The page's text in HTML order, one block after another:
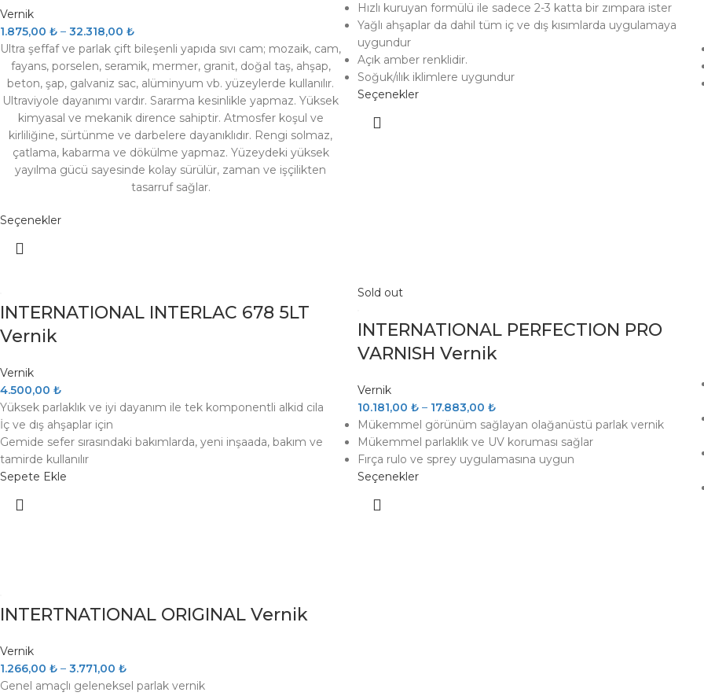
Römork (0)
Salma & Dümen Parçaları (0)
Sanal Çapalar (0)
Sintine
Sintine Pompası (0)
Şişme Bot
Su Yapıcı
Tekne Tuvaleti (0)
Tekneler
Vetus Motor
Yakıt Sistemi (0)
Yelken (0)
Vernik
1.875,00 ₺ – 32.318,00 ₺
Ultra şeffaf ve parlak çift bileşenli yapıda sıvı cam; mozaik, cam,
fayans, porselen, seramik, mermer, granit, doğal taş, ahşap,
beton, şap, galvaniz sac, alüminyum vb. yüzeylerde kullanılır.
Ultraviyole dayanımı vardır. Sararma kesinlikle yapmaz. Yüksek
kimyasal ve mekanik dirence sahiptir. Atmosfer koşul ve
kirliliğine, sürtünme ve darbelere dayanıklıdır. Rengi solmaz,
çatlama, kabarma ve dökülme yapmaz. Yüzeydeki yüksek
yayılma gücü sayesinde kolay sürülür, zaman ve işçilikten
tasarruf sağlar.
Seçenekler
Hızlı kuruyan formülü ile sadece 2-3 katta bir zımpara ister
Yağlı ahşaplar da dahil tüm iç ve dış kısımlarda uygulamaya
uygundur
Açık amber renklidir.
Soğuk/ılık iklimlere uygundur
Seçenekler
INTERNATIONAL INTERLAC 678 5LT
Vernik
Vernik
4.500,00 ₺
Yüksek parlaklık ve iyi dayanım ile tek komponentli alkid cila
İç ve dış ahşaplar için
Gemide sefer sırasındaki bakımlarda, yeni inşaada, bakım ve
tamirde kullanılır
Sepete Ekle
Sold out
INTERNATIONAL PERFECTION PRO
VARNISH Vernik
Vernik
10.181,00 ₺ – 17.883,00 ₺
Mükemmel görünüm sağlayan olağanüstü parlak vernik
Mükemmel parlaklık ve UV koruması sağlar
Fırça rulo ve sprey uygulamasına uygun
Seçenekler
INTERTNATIONAL ORIGINAL Vernik
Vernik
1.266,00 ₺ – 3.771,00 ₺
Genel amaçlı geleneksel parlak vernik